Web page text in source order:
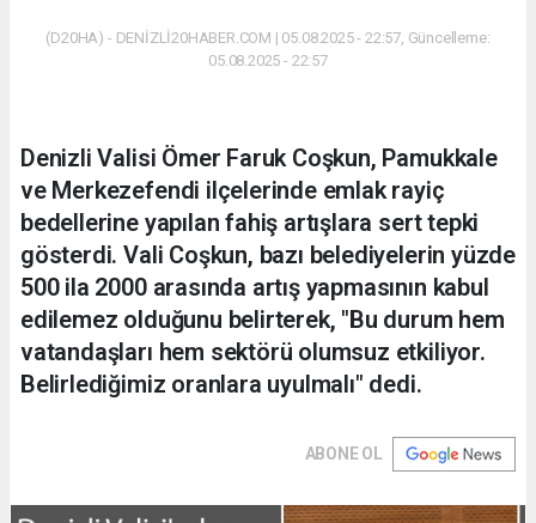
(D20HA) - DENİZLİ20HABER.COM | 05.08.2025 - 22:57, Güncelleme:
05.08.2025 - 22:57
Denizli Valisi Ömer Faruk Coşkun, Pamukkale
ve Merkezefendi ilçelerinde emlak rayiç
bedellerine yapılan fahiş artışlara sert tepki
gösterdi. Vali Coşkun, bazı belediyelerin yüzde
500 ila 2000 arasında artış yapmasının kabul
edilemez olduğunu belirterek, "Bu durum hem
vatandaşları hem sektörü olumsuz etkiliyor.
Belirlediğimiz oranlara uyulmalı" dedi.
ABONE OL